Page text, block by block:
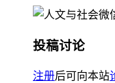
投稿讨论
注册后可向本站